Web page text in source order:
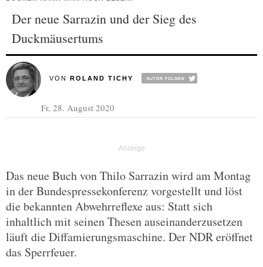
Der neue Sarrazin und der Sieg des
Duckmäusertums
VON ROLAND TICHY
Fr, 28. August 2020
Das neue Buch von Thilo Sarrazin wird am Montag
in der Bundespressekonferenz vorgestellt und löst
die bekannten Abwehrreflexe aus: Statt sich
inhaltlich mit seinen Thesen auseinanderzusetzen
läuft die Diffamierungsmaschine. Der NDR eröffnet
das Sperrfeuer.